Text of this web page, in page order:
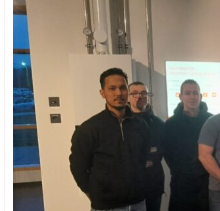
Installation von Klimaanlagen
SERVICE
Wir legen großen Wert auf Qualität und
Kundenzufriedenheit. Bei der Installation von
Klimaanlagen verwenden wir nur hochwertige
Produkte führender Hersteller und gewährleisten,
dass jede Installation nicht nur effizient, sondern
auch energieeinsparend ist.